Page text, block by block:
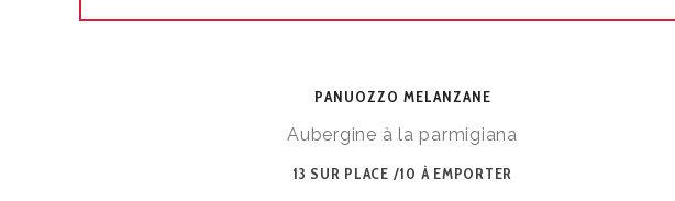
PANUOZZO MELANZANE
Aubergine à la parmigiana
13 SUR PLACE /10 À EMPORTER